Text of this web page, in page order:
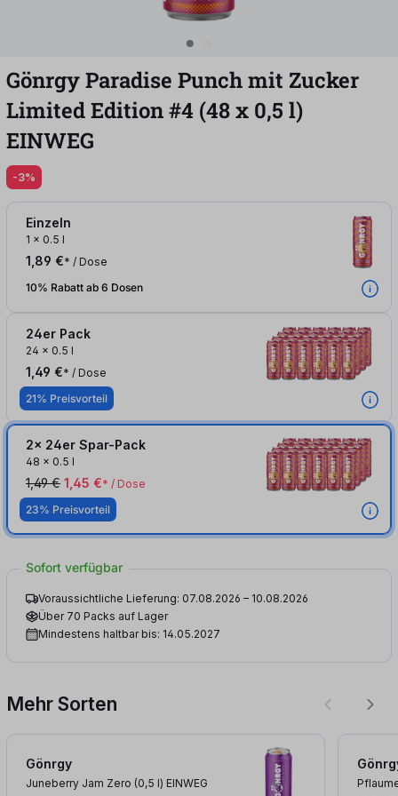
Gönrgy Paradise Punch mit Zucker
Limited Edition #4 (48x 0,5 l)
EINWEG
-3%
Einzeln
1 x 0.5 l
1,89 €* / Dose
10% Rabatt ab 6 Dosen
24er Pack
24 x 0.5 l
1,49 €* / Dose
21% Preisvorteil
2x 24er Spar-Pack
48 x 0.5 l
1,49 € 1,45 €* / Dose
23% Preisvorteil
Sofort verfügbar
Voraussichtliche Lieferung: 07.08.2026 – 10.08.2026
Über 70 Packs auf Lager
Mindestens haltbar bis: 14.05.2027
Mehr Sorten
Gönrgy
Juneberry Jam Zero (0,5 l) EINWEG